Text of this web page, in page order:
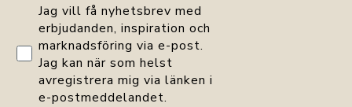
GDPR consent
Jag vill få nyhetsbrev med
erbjudanden, inspiration och
marknadsföring via e-post.
Jag kan när som helst
avregistrera mig via länken i
e-postmeddelandet.